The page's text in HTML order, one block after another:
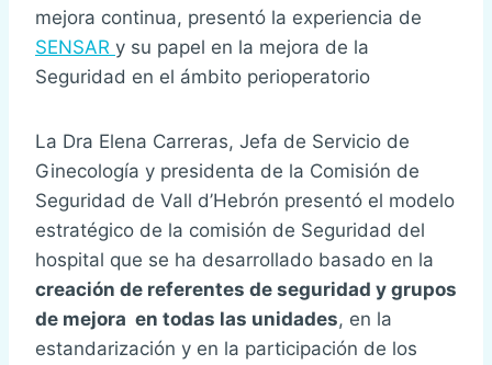
mejora continua, presentó la experiencia de
SENSAR y su papel en la mejora de la
Seguridad en el ámbito perioperatorio
La Dra Elena Carreras, Jefa de Servicio de
Ginecología y presidenta de la Comisión de
Seguridad de Vall d’Hebrón presentó el modelo
estratégico de la comisión de Seguridad del
hospital que se ha desarrollado basado en la
creación de referentes de seguridad y grupos
de mejora en todas las unidades, en la
estandarización y en la participación de los